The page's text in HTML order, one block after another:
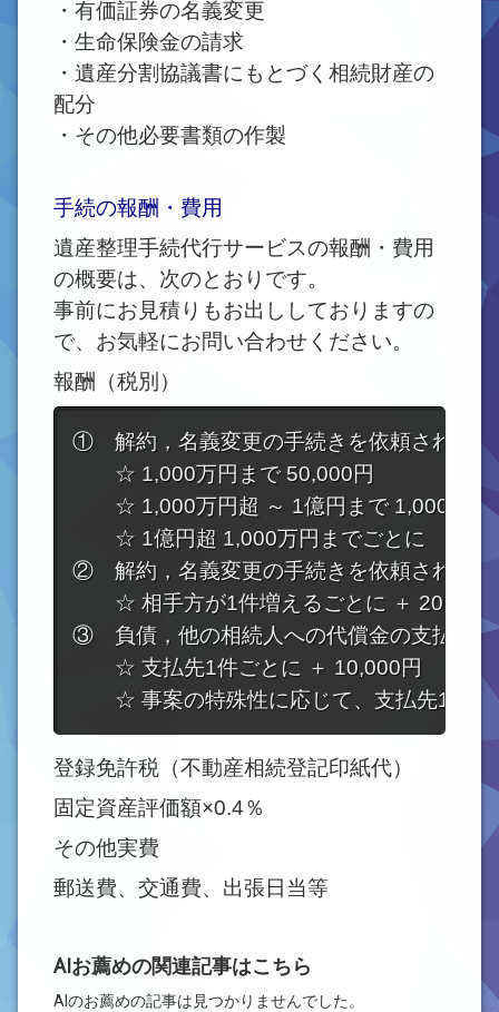
・有価証券の名義変更
・生命保険金の請求
・遺産分割協議書にもとづく相続財産の
配分
・その他必要書類の作製
手続の報酬・費用
遺産整理手続代行サービスの報酬・費用
の概要は、次のとおりです。
事前にお見積りもお出ししておりますの
で、お気軽にお問い合わせください。
報酬（税別）
①　解約，名義変更の手続きを依頼された
☆ 1,000万円まで 50,000円
☆ 1,000万円超 ～ 1億円まで 1,000万円
☆ 1億円超 1,000万円までごとに　＋
②　解約，名義変更の手続きを依頼された
☆ 相手方が1件増えるごとに ＋ 20,000
③　負債，他の相続人への代償金の支払い
☆ 支払先1件ごとに ＋ 10,000円
☆ 事案の特殊性に応じて、支払先1件ご
登録免許税（不動産相続登記印紙代）
固定資産評価額×0.4％
その他実費
郵送費、交通費、出張日当等
AIお薦めの関連記事はこちら
AIのお薦めの記事は見つかりませんでした。